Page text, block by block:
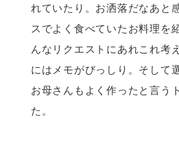
れていたり。お洒落だなあと
スでよく食べていたお料理を
んなリクエストにあれこれ考
にはメモがびっしり。そして
お母さんもよく作ったと言う
た。